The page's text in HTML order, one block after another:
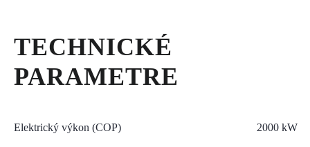
POŽIČOVŇA
POUŽITÉ STROJE
TECHNICKÉ
PARAMETRE
Elektrický výkon (COP) 2000 kW